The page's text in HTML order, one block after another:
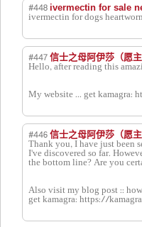
#448 ivermectin for sale
ivermectin for dogs
#447 信士之母阿伊莎（愿
Hello, after reading this
My website ... get kamagra:
#446 信士之母阿伊莎（愿
Thank you, I have just been
I've discovered so far.
the bottom line? Are you
Also visit my blog post ::
get kamagra: https://